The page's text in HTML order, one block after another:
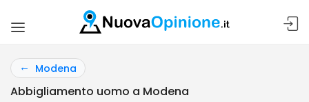
Modena
Abbigliamento uomo a Modena